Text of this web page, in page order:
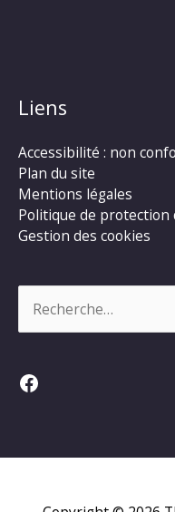
Liens
Accessibilité : non
Plan du site
Mentions légales
Politique de protection
Gestion des cookies
Facebook